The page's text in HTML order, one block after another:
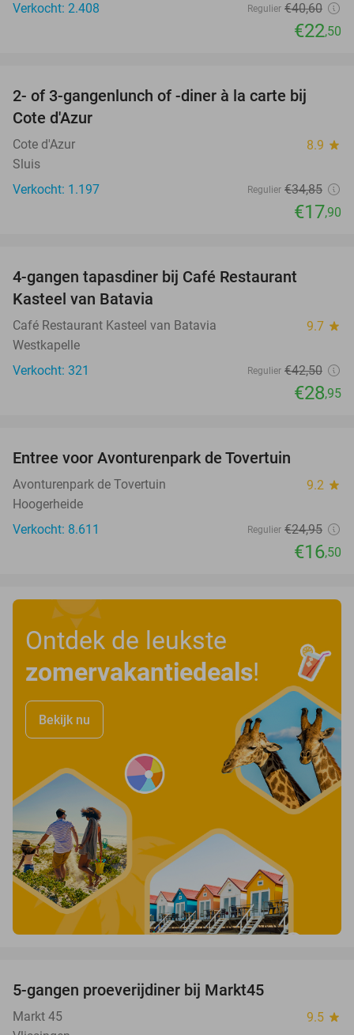
Verkocht: 2.408
Regulier €40,60
€22,50
49%
2- of 3-gangenlunch of -diner à la carte bij
Cote d'Azur
Cote d'Azur 8.9 star
Sluis
Verkocht: 1.197
Regulier €34,85
€17,90
4-gangen tapasdiner bij Café Restaurant
Kasteel van Batavia
Café Restaurant Kasteel van Batavia 9.7 star
Westkapelle
Verkocht: 321
Regulier €42,50
€28,95
Entree voor Avonturenpark de Tovertuin
Avonturenpark de Tovertuin 9.2 star
Hoogerheide
Verkocht: 8.611
Regulier €24,95
€16,50
Ontdek de leukste
zomervakantiedeals!
Bekijk nu
5-gangen proeverijdiner bij Markt45
Markt 45 9.5 star